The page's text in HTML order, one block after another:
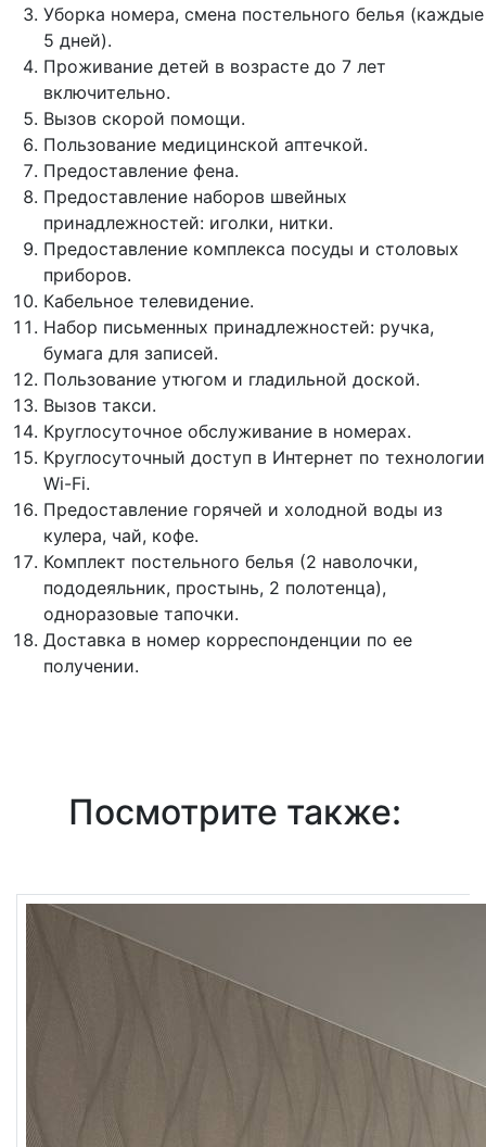
Уборка номера, смена постельного белья (каждые
5 дней).
Проживание детей в возрасте до 7 лет
включительно.
Вызов скорой помощи.
Пользование медицинской аптечкой.
Предоставление фена.
Предоставление наборов швейных
принадлежностей: иголки, нитки.
Предоставление комплекса посуды и столовых
приборов.
Кабельное телевидение.
Набор письменных принадлежностей: ручка,
бумага для записей.
Пользование утюгом и гладильной доской.
Вызов такси.
Круглосуточное обслуживание в номерах.
Круглосуточный доступ в Интернет по технологии
Wi-Fi.
Предоставление горячей и холодной воды из
кулера, чай, кофе.
Комплект постельного белья (2 наволочки,
пододеяльник, простынь, 2 полотенца),
одноразовые тапочки.
Доставка в номер корреспонденции по ее
получении.
Посмотрите также: